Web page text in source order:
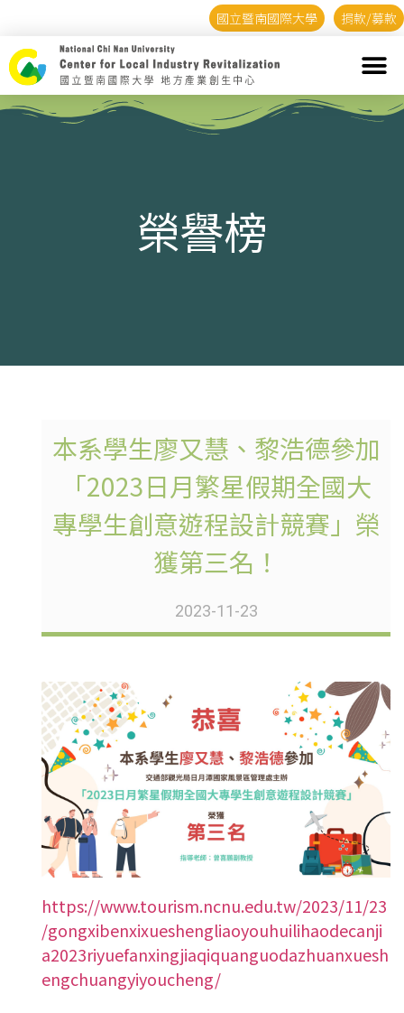
國立暨南國際大學 捐款/募款
榮譽榜
本系學生廖又慧、黎浩德參加
「2023日月繁星假期全國大
專學生創意遊程設計競賽」榮
獲第三名！
2023-11-23
https://www.tourism.ncnu.edu.tw/2023/11/23
/gongxibenxixueshengliaoyouhuilihaodecanji
a2023riyuefanxingjiaqiquanguodazhuanxuesh
engchuangyiyoucheng/